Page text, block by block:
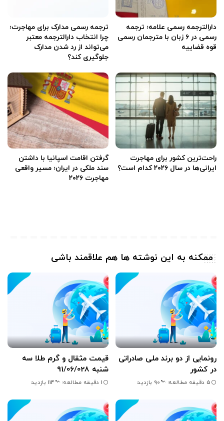
دارالترجمه رسمی علامه؛ ترجمه
رسمی در ۶ زبان با مترجمان رسمی
قوه قضاییه
ترجمه رسمی مدارک برای مهاجرت؛
چرا انتخاب دارالترجمه معتبر
می‌تواند از رد شدن مدارک
جلوگیری کند؟
راحت‌ترین کشور برای مهاجرت
ایرانی‌ها در سال ۲۰۲۶ کدام است؟
گرفتن اقامت اسپانیا با داشتن
سند ملکی در ایران؛ مسیر واقعی
مهاجرت ۲۰۲۶
ممکنه به این نوشته ها هم علاقمند باشی
رونمایی از دو برند ملی صادراتی
در کشور
5 دقیقه مطالعه 90 بازدید
قیمت مثقال و گرم طلا سه
شنبه 91/06/028
1 دقیقه مطالعه 114 بازدید